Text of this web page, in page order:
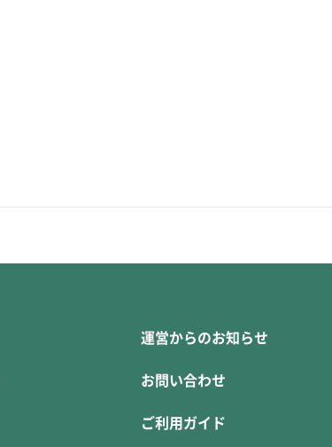
運営からのお知らせ
お問い合わせ
ご利用ガイド